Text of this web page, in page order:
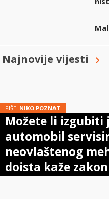
Najnovije vijesti
PIŠE: NIKO POZNAT
Možete li izgubiti
automobil
neovlaštenog
doista kaže zakon